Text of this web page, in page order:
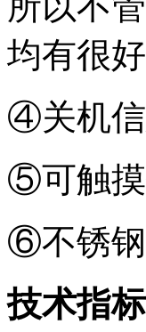
均有很
④关机信
⑤可触摸
⑥不锈钢
技术指标